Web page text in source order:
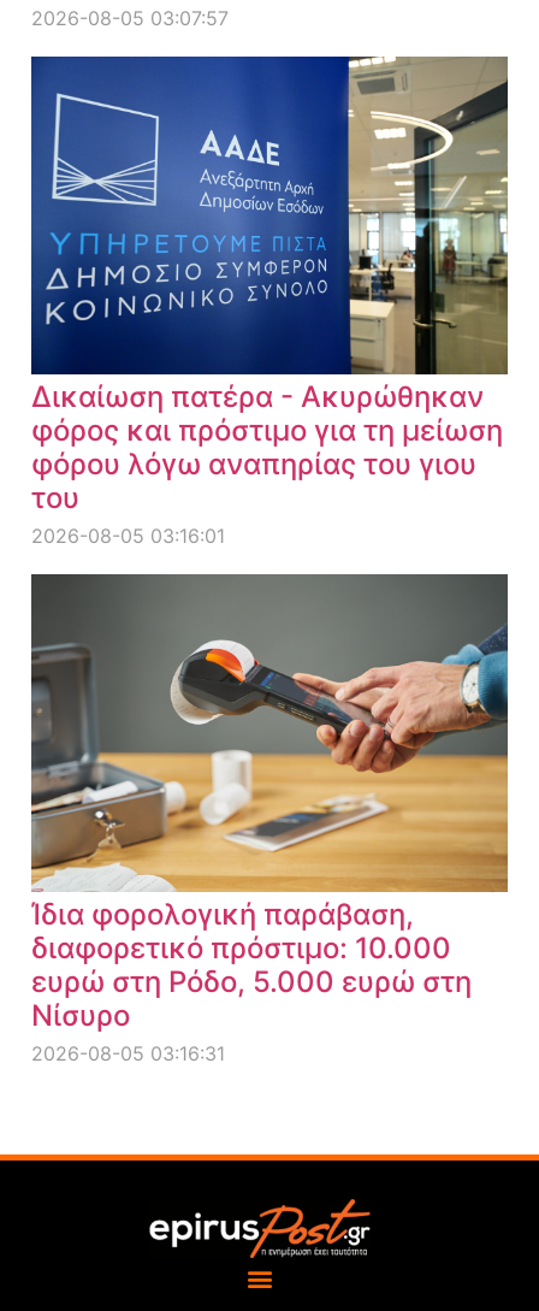
2026-08-05 03:07:57
Δικαίωση πατέρα - Ακυρώθηκαν
φόρος και πρόστιμο για τη μείωση
φόρου λόγω αναπηρίας του γιου
του
2026-08-05 03:16:01
Ίδια φορολογική παράβαση,
διαφορετικό πρόστιμο: 10.000
ευρώ στη Ρόδο, 5.000 ευρώ στη
Νίσυρο
2026-08-05 03:16:31